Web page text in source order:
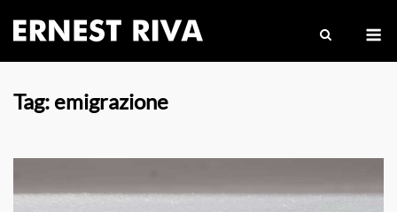
Tag: emigrazione